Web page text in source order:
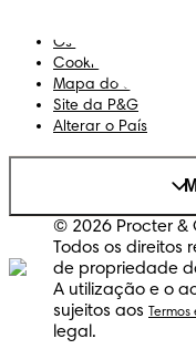
Os Meus Dados
Cookies
Mapa do Site
Site da P&G
Alterar o País
© 2026 Procter &
Todos os direitos
de propriedade
A utilização e o
sujeitos aos
legal.